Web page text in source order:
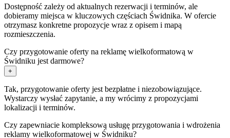
Dostępność zależy od aktualnych rezerwacji i terminów, ale
dobieramy miejsca w kluczowych częściach Świdnika. W ofercie
otrzymasz konkretne propozycje wraz z opisem i mapą
rozmieszczenia.
Czy przygotowanie oferty na reklamę wielkoformatową w
Świdniku jest darmowe?
+
Tak, przygotowanie oferty jest bezpłatne i niezobowiązujące.
Wystarczy wysłać zapytanie, a my wrócimy z propozycjami
lokalizacji i terminów.
Czy zapewniacie kompleksową usługę przygotowania i wdrożenia
reklamy wielkoformatowej w Świdniku?